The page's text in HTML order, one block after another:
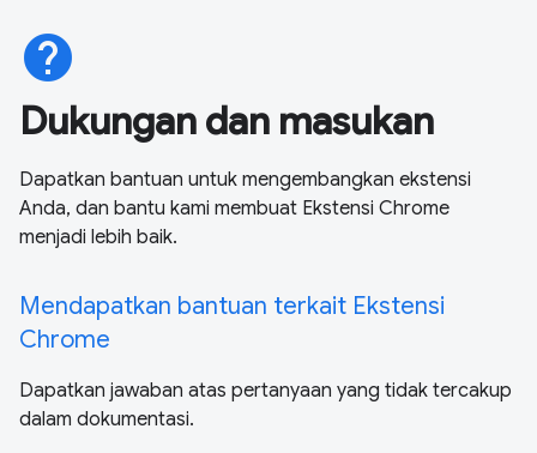
help
Dukungan dan masukan
Dapatkan bantuan untuk mengembangkan ekstensi
Anda, dan bantu kami membuat Ekstensi Chrome
menjadi lebih baik.
Mendapatkan bantuan terkait Ekstensi
Chrome
Dapatkan jawaban atas pertanyaan yang tidak tercakup
dalam dokumentasi.